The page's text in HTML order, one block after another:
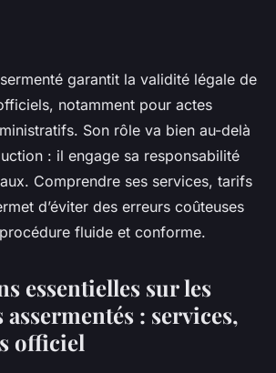
assermenté :
et délais
•5 min de lecture
garantit la validité légale de
notamment pour actes
Son rôle va bien au-delà
: il engage sa responsabilité
Comprendre ses services, tarifs
d’éviter des erreurs coûteuses
fluide et conforme.
essentielles sur les
: services,
officiel